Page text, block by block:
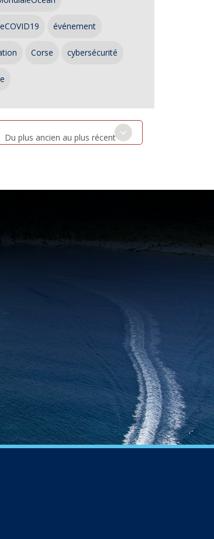
événement
Corse cybersécurité
Du plus ancien au plus récent